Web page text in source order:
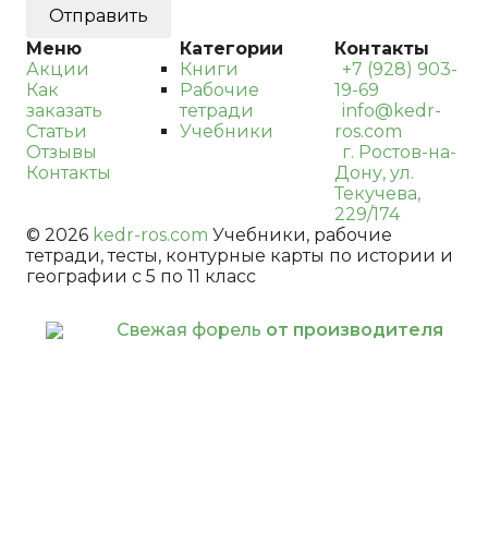
Меню
Акции
Как
заказать
Статьи
Отзывы
Контакты
Категории
Книги
Рабочие
тетради
Учебники
Контакты
+7 (928) 903-
19-69
info@kedr-
ros.com
г. Ростов-на-
Дону, ул.
Текучева,
229/174
© 2026 kedr-ros.com Учебники, рабочие
тетради, тесты, контурные карты по истории и
географии с 5 по 11 класс
Свежая форель от производителя